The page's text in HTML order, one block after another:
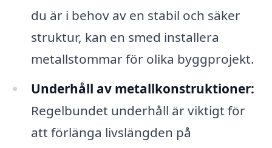
du är i behov av en stabil och säker
struktur, kan en smed installera
metallstommar för olika byggprojekt.
Underhåll av metallkonstruktioner:
Regelbundet underhåll är viktigt för
att förlänga livslängden på